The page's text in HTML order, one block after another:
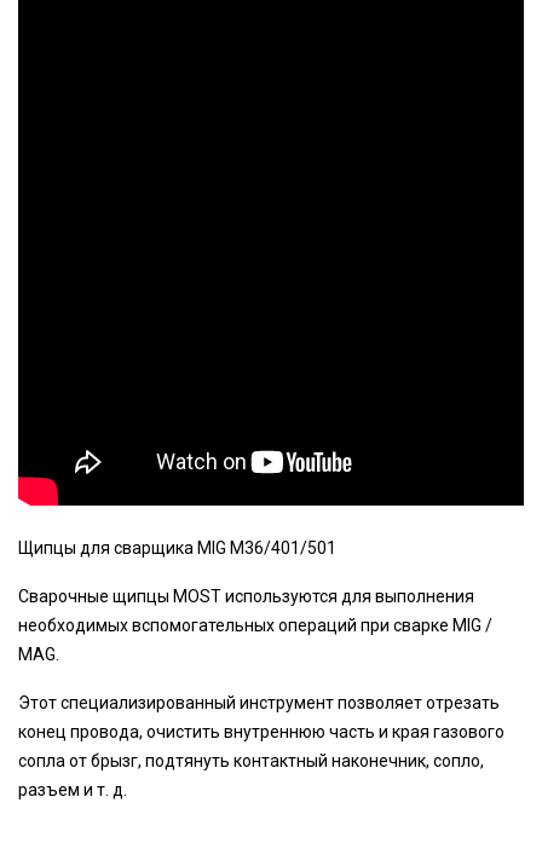
Щипцы для сварщика MIG M36/401/501
Сварочные щипцы MOST используются для выполнения
необходимых вспомогательных операций при сварке MIG /
MAG.
Этот специализированный инструмент позволяет отрезать
конец провода, очистить внутреннюю часть и края газового
сопла от брызг, подтянуть контактный наконечник, сопло,
разъем и т. д.